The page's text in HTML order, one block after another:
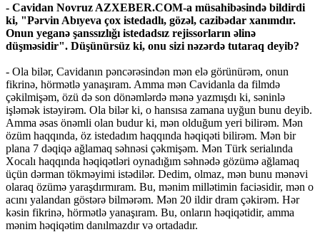
- Cavidan Novruz AZXEBER.COM-a müsahibəsində bildirdi
ki, "Pərvin Abıyeva çox istedadlı, gözəl, cazibədar xanımdır.
Onun yeganə şanssızlığı istedadsız rejissorların əlinə
düşməsidir". Düşünürsüz ki, onu sizi nəzərdə tutaraq deyib?
- Ola bilər, Cavidanın pəncərəsindən mən elə görünürəm, onun
fikrinə, hörmətlə yanaşıram. Amma mən Cavidanla da filmdə
çəkilmişəm, özü də son dönəmlərdə mənə yazmışdı ki, səninlə
işləmək istəyirəm. Ola bilər ki, o hansısa zamana uyğun bunu deyib.
Amma əsas önəmli olan budur ki, mən olduğum yeri bilirəm. Mən
özüm haqqında, öz istedadım haqqında həqiqəti bilirəm. Mən bir
plana 7 dəqiqə ağlamaq səhnəsi çəkmişəm. Mən Türk serialında
Xocalı haqqında həqiqətləri oynadığım səhnədə gözümə ağlamaq
üçün dərman tökməyimi istədilər. Dedim, olmaz, mən bunu mənəvi
olaraq özümə yaraşdırmıram. Bu, mənim millətimin faciəsidir, mən o
acını yalandan göstərə bilmərəm. Mən 20 ildir dram çəkirəm. Hər
kəsin fikrinə, hörmətlə yanaşıram. Bu, onların həqiqətidir, amma
mənim həqiqətim danılmazdır və ortadadır.